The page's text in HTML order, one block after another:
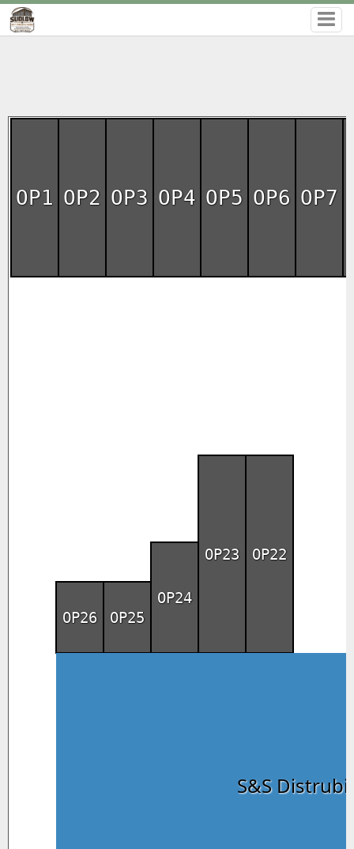
OP2 OP3 OP4 OP5 OP6 OP7
OP1
OP24
OP22
OP23
OP25
OP26
S&S